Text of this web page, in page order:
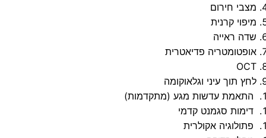
מצבי חירום
מיפוי קרנית
שדה ראייה
אופטומטריה פדיאטרית
OCT
לחץ תוך עיני וגלאוקומה
התאמת עדשות מגע (מתקדמות)
דימות סגמנט קדמי
פתולוגיה אקולרית